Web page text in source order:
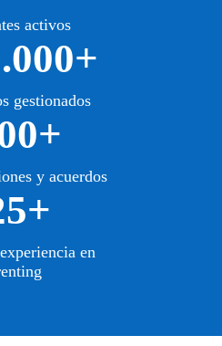
activos
gestionados
y acuerdos
en